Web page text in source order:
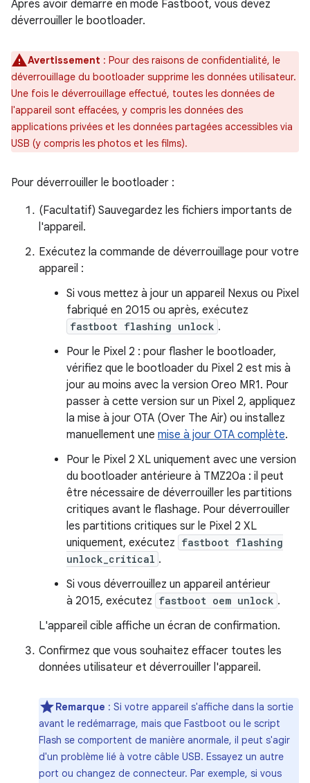
Après avoir démarré en mode Fastboot, vous devez
déverrouiller le bootloader.
Avertissement : Pour des raisons de confidentialité, le
déverrouillage du bootloader supprime les données utilisateur.
Une fois le déverrouillage effectué, toutes les données de
l'appareil sont effacées, y compris les données des
applications privées et les données partagées accessibles via
USB (y compris les photos et les films).
Pour déverrouiller le bootloader :
(Facultatif) Sauvegardez les fichiers importants de
l'appareil.
Exécutez la commande de déverrouillage pour votre
appareil :
Si vous mettez à jour un appareil Nexus ou Pixel
fabriqué en 2015 ou après, exécutez
fastboot flashing unlock .
Pour le Pixel 2 : pour flasher le bootloader,
vérifiez que le bootloader du Pixel 2 est mis à
jour au moins avec la version Oreo MR1. Pour
passer à cette version sur un Pixel 2, appliquez
la mise à jour OTA (Over The Air) ou installez
manuellement une mise à jour OTA complète.
Pour le Pixel 2 XL uniquement avec une version
du bootloader antérieure à TMZ20a : il peut
être nécessaire de déverrouiller les partitions
critiques avant le flashage. Pour déverrouiller
les partitions critiques sur le Pixel 2 XL
uniquement, exécutez fastboot flashing
unlock_critical .
Si vous déverrouillez un appareil antérieur
à 2015, exécutez fastboot oem unlock .
L'appareil cible affiche un écran de confirmation.
Confirmez que vous souhaitez effacer toutes les
données utilisateur et déverrouiller l'appareil.
Remarque : Si votre appareil s'affiche dans la sortie
avant le redémarrage, mais que Fastboot ou le script
Flash se comportent de manière anormale, il peut s'agir
d'un problème lié à votre câble USB. Essayez un autre
port ou changez de connecteur. Par exemple, si vous